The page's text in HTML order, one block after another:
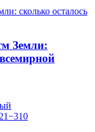
Земли: